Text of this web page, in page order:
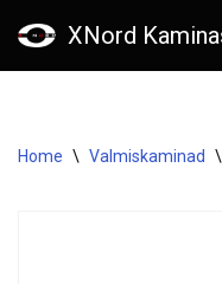
XNord
Home \ Valmiskaminad \